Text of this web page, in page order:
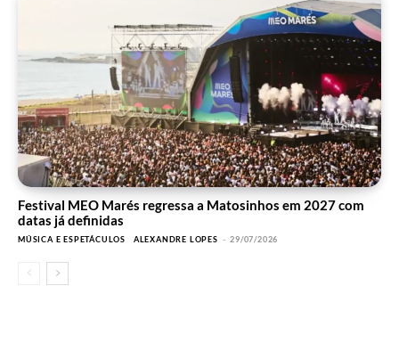
Festival MEO Marés regressa a Matosinhos em 2027 com
datas já definidas
MÚSICA E ESPETÁCULOS ALEXANDRE LOPES - 29/07/2026